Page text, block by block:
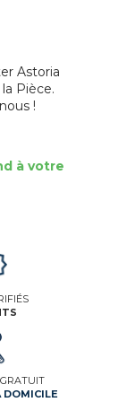
Astoria
Pièce.
!
à votre
DOMICILE